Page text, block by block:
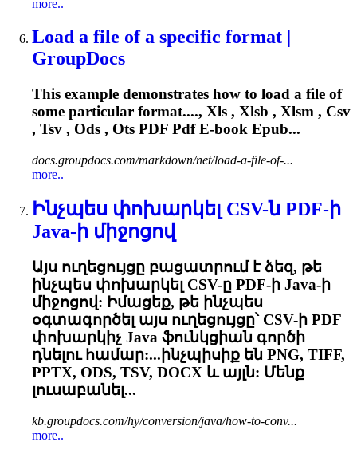
more..
Load a file of a specific format |
GroupDocs
This example demonstrates how to load a file of
some particular format...., Xls , Xlsb , Xlsm , Csv
, Tsv , Ods , Ots PDF Pdf E-book Epub...
docs.groupdocs.com/markdown/net/load-a-file-of-...
more..
Ինչպես փոխարկել CSV-ն PDF-ի
Java-ի միջոցով
Այս ուղեցույցը բացատրում է ձեզ, թե
ինչպես փոխարկել CSV-ը PDF-ի Java-ի
միջոցով: Իմացեք, թե ինչպես
օգտագործել այս ուղեցույցը՝ CSV-ի PDF
փոխարկիչ Java ֆունկցիան գործի
դնելու համար:...ինչպիսիք են PNG, TIFF,
PPTX, ODS, TSV, DOCX և այլն: Մենք
լուսաբանել...
kb.groupdocs.com/hy/conversion/java/how-to-conv...
more..